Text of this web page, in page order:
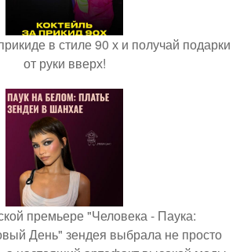
в стиле 90 х и получай подарки
от руки вверх!
премьере "Человека - Паука:
День" зендея выбрала не просто